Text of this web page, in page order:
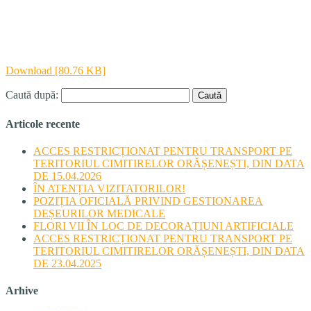
Download [80.76 KB]
Caută după:
Articole recente
ACCES RESTRICȚIONAT PENTRU TRANSPORT PE
TERITORIUL CIMITIRELOR ORĂȘENEȘTI, DIN DATA
DE 15.04.2026
ÎN ATENȚIA VIZITATORILOR!
POZIȚIA OFICIALĂ PRIVIND GESTIONAREA
DEȘEURILOR MEDICALE
FLORI VII ÎN LOC DE DECORAȚIUNI ARTIFICIALE
ACCES RESTRICȚIONAT PENTRU TRANSPORT PE
TERITORIUL CIMITIRELOR ORĂȘENEȘTI, DIN DATA
DE 23.04.2025
Arhive